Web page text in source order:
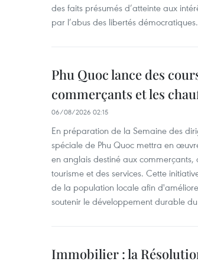
des faits présumés d’atteinte aux
par l’abus des libertés démocratiques.
Phu Quoc lance des
commerçants et les
06/08/2026 02:15
En préparation de la Semaine des
spéciale de Phu Quoc mettra en
en anglais destiné aux
tourisme et des services. Cette
de la population locale afin
soutenir le développement durable
Immobilier : la